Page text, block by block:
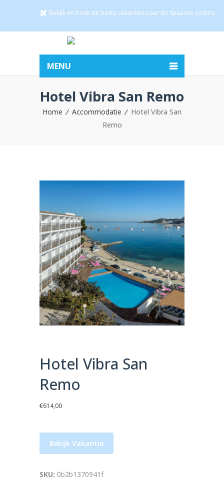
Bekijk en boek de beste vakanties naar de Spaanse costa’s
MENU
Hotel Vibra San Remo
Home Accommodatie
Hotel Vibra San
Remo
Hotel Vibra San
Remo
€614,00
Bekijk Vakantie
SKU: 0b2b1370941f